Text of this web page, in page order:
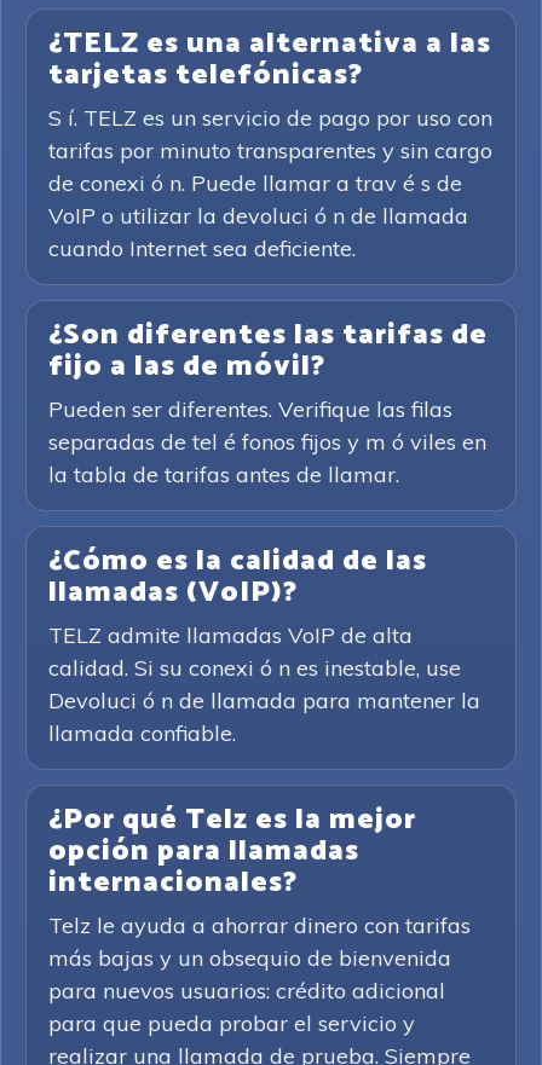
¿TELZ es una alternativa a las
tarjetas telefónicas?
S í. TELZ es un servicio de pago por uso con
tarifas por minuto transparentes y sin cargo
de conexi ó n. Puede llamar a trav é s de
VoIP o utilizar la devoluci ó n de llamada
cuando Internet sea deficiente.
¿Son diferentes las tarifas de
fijo a las de móvil?
Pueden ser diferentes. Verifique las filas
separadas de tel é fonos fijos y m ó viles en
la tabla de tarifas antes de llamar.
¿Cómo es la calidad de las
llamadas (VoIP)?
TELZ admite llamadas VoIP de alta
calidad. Si su conexi ó n es inestable, use
Devoluci ó n de llamada para mantener la
llamada confiable.
¿Por qué Telz es la mejor
opción para llamadas
internacionales?
Telz le ayuda a ahorrar dinero con tarifas
más bajas y un obsequio de bienvenida
para nuevos usuarios: crédito adicional
para que pueda probar el servicio y
realizar una llamada de prueba. Siempre